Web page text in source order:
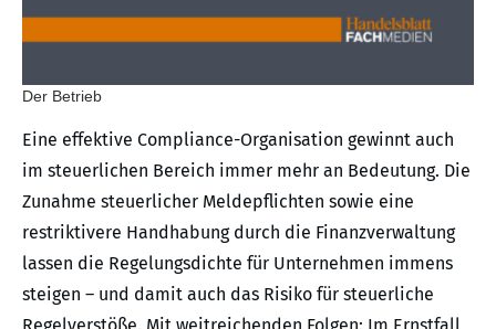
Der Betrieb
Eine effektive Compliance-Organisation gewinnt auch
im steuerlichen Bereich immer mehr an Bedeutung. Die
Zunahme steuerlicher Meldepflichten sowie eine
restriktivere Handhabung durch die Finanzverwaltung
lassen die Regelungsdichte für Unternehmen immens
steigen – und damit auch das Risiko für steuerliche